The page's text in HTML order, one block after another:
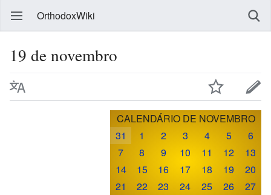
OrthodoxWiki
19 de novembro
CALENDÁRIO DE NOVEMBRO
31
1 2 3 4 5
6
7
8 9 10 11 12
13
14
15 16 17 18 19
20
21
22 23 24 25 26
27